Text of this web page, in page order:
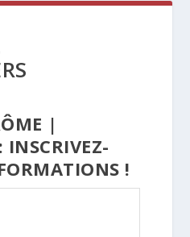
|
INSCRIVEZ-
!